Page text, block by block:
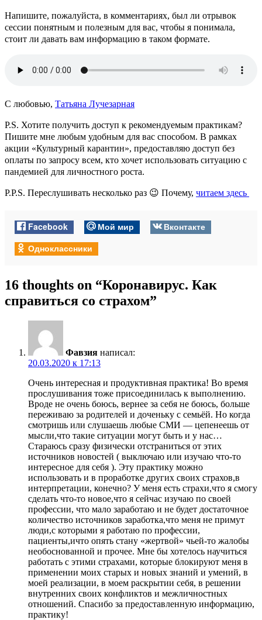
Напишите, пожалуйста, в комментариях, был ли отрывок
сессии понятным и полезным для вас, чтобы я понимала,
стоит ли давать вам информацию в таком формате.
С любовью, Татьяна Лучезарная
P.S. Хотите получить доступ к рекомендуемым практикам?
Пишите мне любым удобным для вас способом. В рамках
акции «Культурный карантин», предоставляю доступ без
оплаты по запросу всем, кто хочет использовать ситуацию с
пандемией для личностного роста.
P.P.S. Переслушивать несколько раз 😉 Почему, читаем здесь
Facebook Мой мир
Вконтакте
Одноклассники
16 thoughts on “Коронавирус. Как
справиться со страхом”
Фавзия написал:
20.03.2020 к 17:13
Очень интересная и продуктивная практика! Во время
прослушивания тоже присоединилась к выполнению.
Вроде не очень боюсь, вернее за себя не боюсь, больше
переживаю за родителей и доченьку с семьёй. Но когда
смотришь или слушаешь любые СМИ — цепенеешь от
мысли,что такие ситуации могут быть и у нас…
Стараюсь сразу физически отстраниться от этих
источников новостей ( выключаю или изучаю что-то
интересное для себя ). Эту практику можно
использовать и в проработке других своих страхов,в
интерпретации, конечно? У меня есть страхи,что я смогу
сделать что-то новое,что я сейчас изучаю по своей
профессии, что мало заработаю и не будет достаточное
количество источников заработка,что меня не примут
люди,с которыми я работаю по профессии,
пациенты,ичто опять стану «жертвой» чьей-то жалобы
необоснованной и прочее. Мне бы хотелось научиться
работать с этими страхами, которые блокируют меня в
применении моих старых и новых знаний и умений, в
моей реализации, в моем раскрытии себя, в решении
внутренних своих конфликтов и межличностных
отношений. Спасибо за предоставленную информацию,
практику!